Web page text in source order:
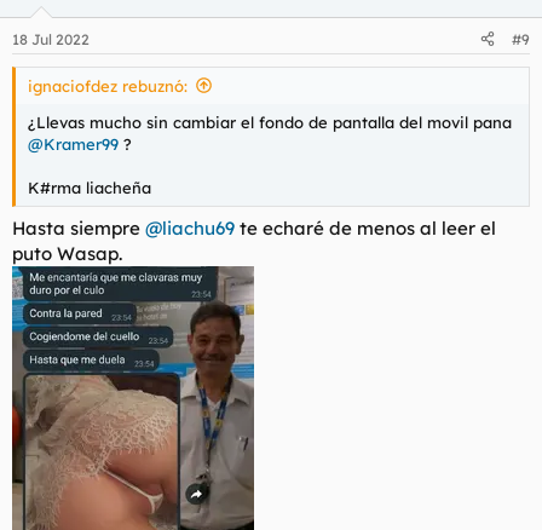
e
s
18 Jul 2022 #9
ignaciofdez rebuznó:
¿Llevas mucho sin cambiar el fondo de pantalla del movil pana
@Kramer99 ?
K#rma liacheña
Hasta siempre @liachu69 te echaré de menos al leer el
puto Wasap.